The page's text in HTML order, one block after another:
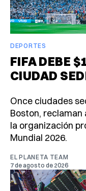
DEPORTES
FIFA DEBE
CIUDAD
Once ciudades
Boston, reclaman
la organización
Mundial 2026.
EL PLANETA TEAM
7 de agosto de 2026